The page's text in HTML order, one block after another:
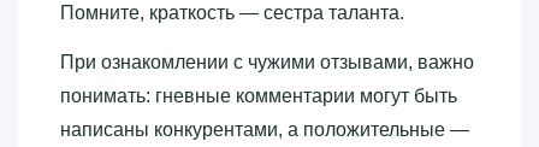
Помните, краткость — сестра таланта.
При ознакомлении с чужими отзывами, важно
понимать: гневные комментарии могут быть
написаны конкурентами, а положительные —